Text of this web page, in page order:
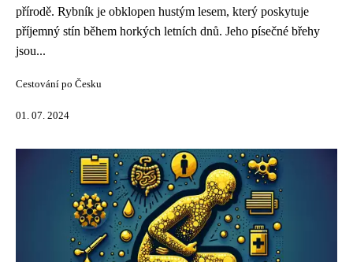
přírodě. Rybník je obklopen hustým lesem, který poskytuje
příjemný stín během horkých letních dnů. Jeho písečné břehy
jsou...
Cestování po Česku
01. 07. 2024